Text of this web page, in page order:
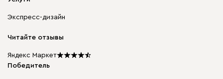
диван.клуб
Подарочные сертификаты
Мы в прессе
Бескаркасная мебель
Столы и стулья
Экспресс-дизайн
Читайте отзывы
Яндекс Маркет
Победитель